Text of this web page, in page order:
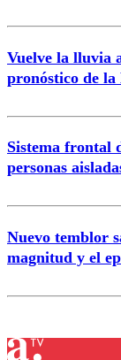
Vuelve la lluvia
pronóstico de
Sistema frontal
personas
Nuevo temblor
magnitud y el